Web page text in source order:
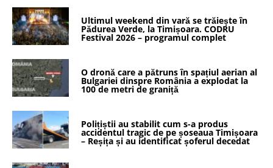
Ultimul weekend din vară se trăiește în
Pădurea Verde, la Timișoara. CODRU
Festival 2026 – programul complet
O dronă care a pătruns în spațiul aerian al
Bulgariei dinspre România a explodat la
100 de metri de graniță
Polițiștii au stabilit cum s-a produs
accidentul tragic de pe șoseaua Timișoara
– Reșița și au identificat șoferul decedat